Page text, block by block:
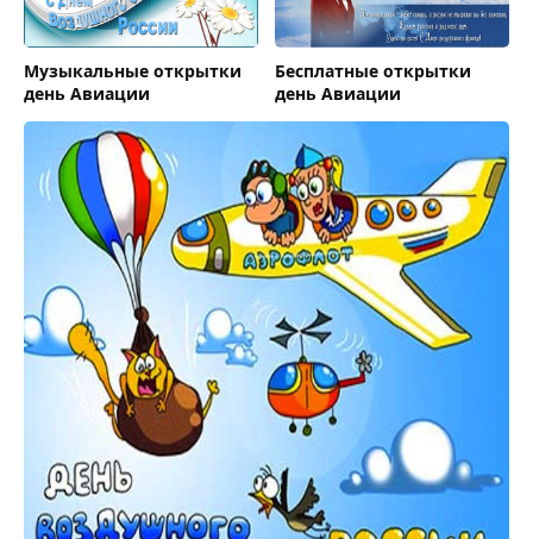
Музыкальные открытки
день Авиации
Бесплатные открытки
день Авиации